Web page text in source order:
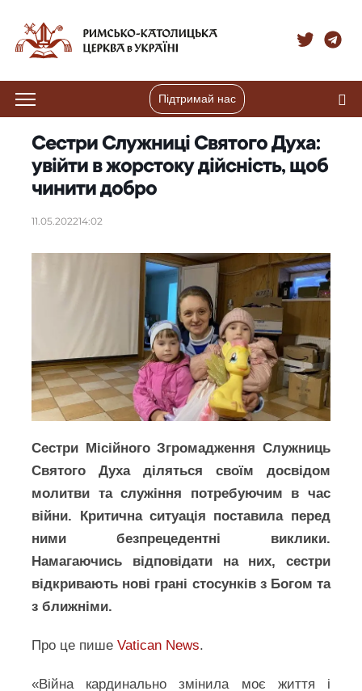
Підтримай нас
Сестри Служниці Святого Духа:
увійти в жорстоку дійсність, щоб
чинити добро
11.05.202214:02
Сестри Місійного Згромадження Служниць
Святого Духа діляться своїм досвідом
молитви та служіння потребуючим в час
війни. Критична ситуація поставила перед
ними безпрецедентні виклики.
Намагаючись відповідати на них, сестри
відкривають нові грані стосунків з Богом та
з ближніми.
Про це пишеVatican News.
«Війна кардинально змінила моє життя і